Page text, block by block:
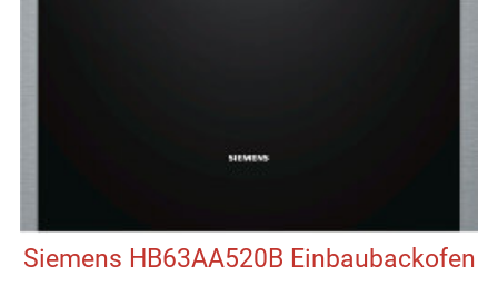
Siemens HB63AA520B Einbaubackofen